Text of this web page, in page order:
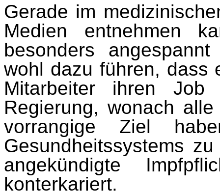
Gerade im
Medien entnehmen
besonders
wohl dazu führen, dass
Mitarbeiter ihren
Regierung, wonach
vorrangige Ziel
Gesundheitssystems
angekündigte
konterkariert.